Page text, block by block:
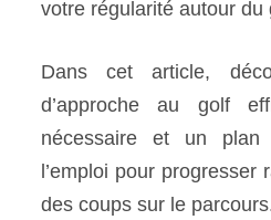
votre régularité autour du
Dans cet article,
d’approche au golf
nécessaire et un
l’emploi pour progresser
des coups sur le